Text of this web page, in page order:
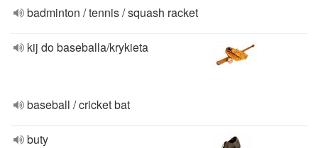
badminton / tennis / squash racket
kij do baseballa/krykieta
baseball / cricket bat
buty